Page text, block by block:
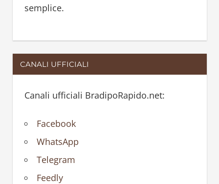
semplice.
CANALI UFFICIALI
Canali ufficiali BradipoRapido.net:
Facebook
WhatsApp
Telegram
Feedly